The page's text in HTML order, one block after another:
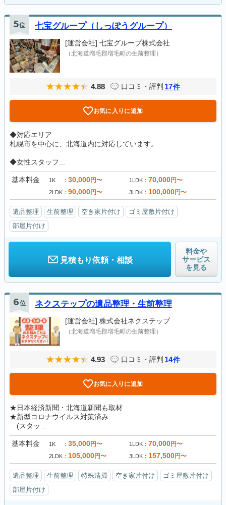
5位 七宝グループ（しっぽうグループ）
[運営会社] 七宝グループ株式会社
（北海道増毛郡増毛町の生前整理）
4.88 口コミ・評判 17件
お気に入りに追加
◆対応エリア
札幌市を中心に、北海道内に対応しています。
◆女性スタッフ...
基本料金 1K 30,000円〜 1LDK 70,000円〜
2LDK 90,000円〜 3LDK 100,000円〜
遺品整理 生前整理 空き家片付け
ゴミ屋敷片付け
部屋片付け
見積もり依頼・相談
料金や
サービス
を見る
6位 ネクステップの遺品整理・生前整理
[運営会社] 株式会社ネクステップ
（北海道増毛郡増毛町の生前整理）
4.93 口コミ・評判 14件
お気に入りに追加
★日本経済新聞・北海道新聞も取材
★新型コロナウイルス対策済み
(スタッ...
基本料金 1K 35,000円〜 1LDK 70,000円〜
2LDK 105,000円〜 3LDK 157,500円〜
遺品整理 生前整理 特殊清掃 空き家片付け
ゴミ屋敷片付け
部屋片付け